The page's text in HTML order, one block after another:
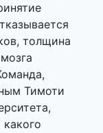
толщина
Тимоти